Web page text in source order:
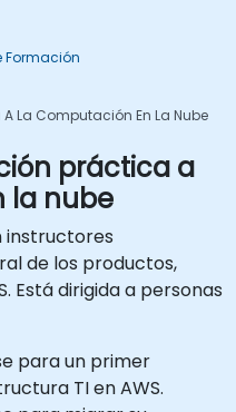
Formación
La Computación En La Nube
práctica a
la nube
instructores
de los productos,
Está dirigida a personas
para un primer
TI en AWS.